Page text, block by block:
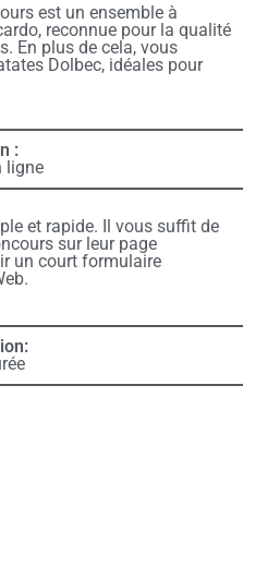
est un ensemble à
reconnue pour la qualité
En plus de cela, vous
Dolbec, idéales pour
:
ligne
et rapide. Il vous suffit de
sur leur page
un court formulaire